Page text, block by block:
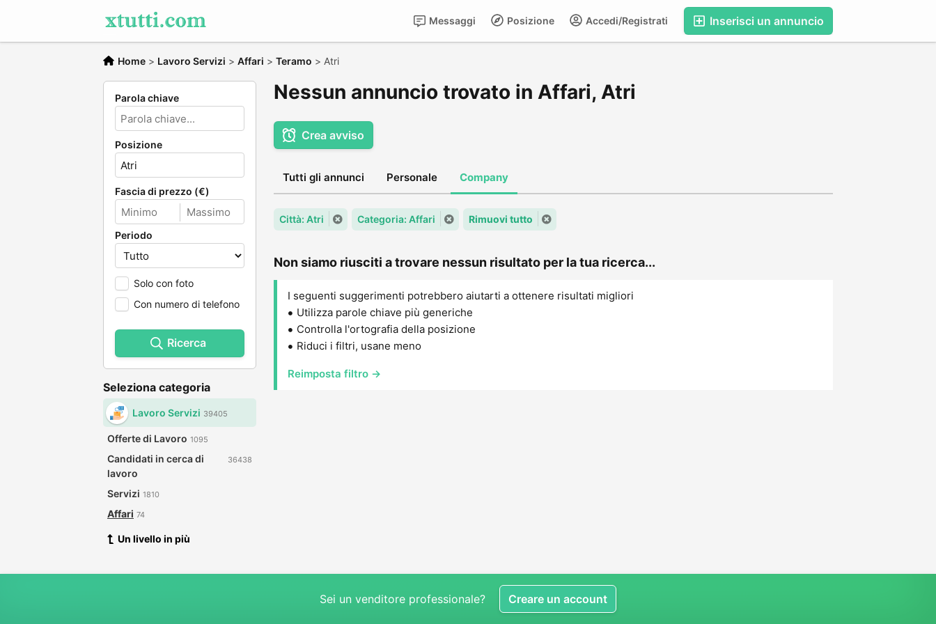
Inserisci un annuncio
Accedi/Registrati
Posizione
Messaggi
Home > Lavoro Servizi > Affari > Teramo > Atri
Parola chiave
Posizione
Fascia di prezzo (€)
Periodo
Solo con foto
Con numero di telefono
Ricerca
Seleziona categoria
Lavoro Servizi 39405
Offerte di Lavoro 1095
Candidati in cerca di
lavoro
36438
Servizi 1810
Affari 74
Un livello in più
Nessun annuncio trovato in Affari, Atri
Crea avviso
Tutti gli annunci Personale Company
Città: Atri Categoria: Affari Rimuovi tutto
Non siamo riusciti a trovare nessun risultato per la tua ricerca...
I seguenti suggerimenti potrebbero aiutarti a ottenere risultati migliori
Utilizza parole chiave più generiche
Controlla l'ortografia della posizione
Riduci i filtri, usane meno
Reimposta filtro →
Sei un venditore professionale? Creare un account